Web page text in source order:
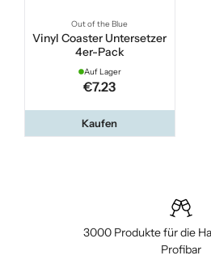
Out of the Blue
Vinyl Coaster Untersetzer
4er-Pack
Auf Lager
€7.23
Kaufen
3000 Produkte für die
Profibar